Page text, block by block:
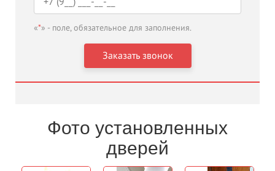
«*» - поле, обязательное для заполнения.
Фото установленных
дверей